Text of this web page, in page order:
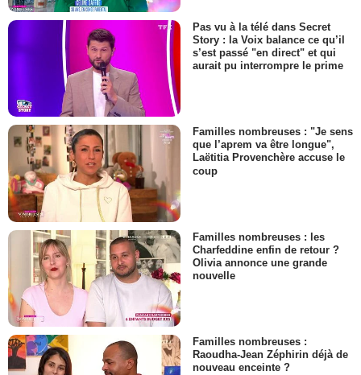
Pas vu à la télé dans Secret
Story : la Voix balance ce qu’il
s’est passé "en direct" et qui
aurait pu interrompre le prime
Familles nombreuses : "Je sens
que l’aprem va être longue",
Laëtitia Provenchère accuse le
coup
Familles nombreuses : les
Charfeddine enfin de retour ?
Olivia annonce une grande
nouvelle
Familles nombreuses :
Raoudha-Jean Zéphirin déjà de
nouveau enceinte ?